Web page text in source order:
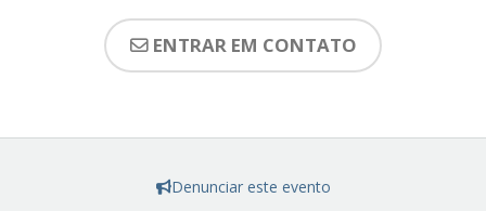
ENTRAR EM CONTATO
Denunciar este evento